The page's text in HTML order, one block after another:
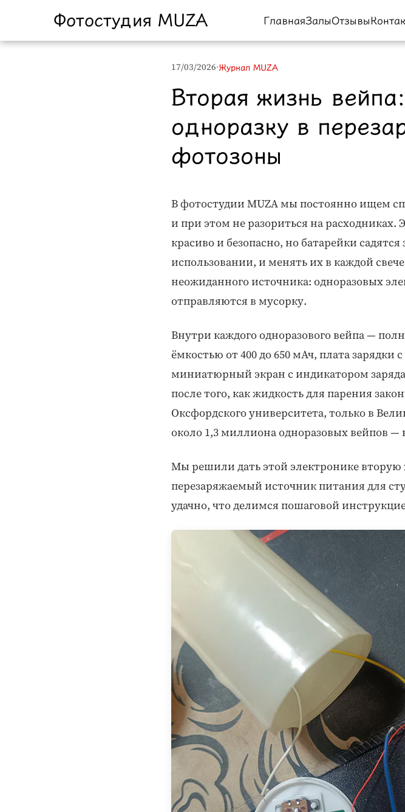
Фотостудия MUZA ГлавнаяЗалыОтзывы
17/03/2026•Журнал MUZA
Вторая жизнь
одноразку в
фотозоны
В фотостудии MUZA мы постоянно ищем
и при этом не разориться на расходниках.
красиво и безопасно, но батарейки
использовании, и менять их в каждой
неожиданного источника: одноразовых
отправляются в мусорку.
Внутри каждого одноразового вейпа —
ёмкостью от 400 до 650 мАч, плата зарядки
миниатюрный экран с индикатором
после того, как жидкость для парения
Оксфордского университета, только в
около 1,3 миллиона одноразовых вейпов
Мы решили дать этой электронике
перезаряжаемый источник питания для
удачно, что делимся пошаговой